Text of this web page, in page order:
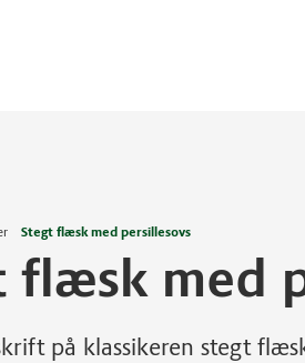
Stegt flæsk med persillesovs
flæsk med
på klassikeren stegt